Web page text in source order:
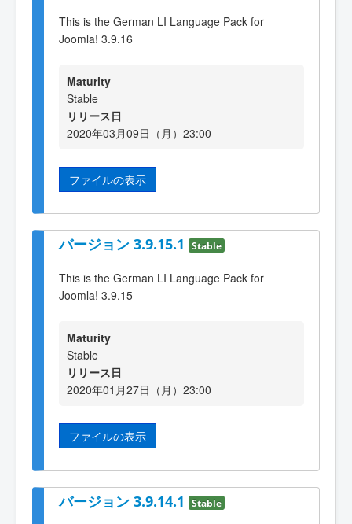
This is the German LI Language Pack for
Joomla! 3.9.16
Maturity
Stable
リリース日
2020年03月09日（月）23:00
ファイルの表示
バージョン 3.9.15.1 Stable
This is the German LI Language Pack for
Joomla! 3.9.15
Maturity
Stable
リリース日
2020年01月27日（月）23:00
ファイルの表示
バージョン 3.9.14.1 Stable